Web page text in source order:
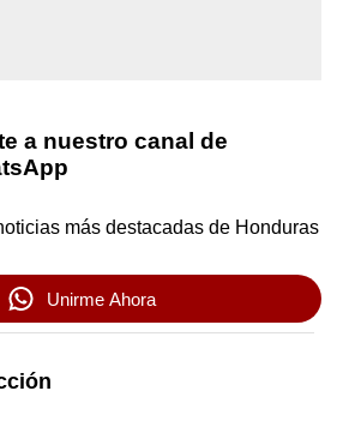
a nuestro canal de
más destacadas de Honduras
Unirme Ahora